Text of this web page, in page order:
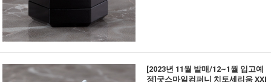
[2023년 11월 발매/12~1월 입고예
정]굿스마일컴퍼니 치토세리움 XXI